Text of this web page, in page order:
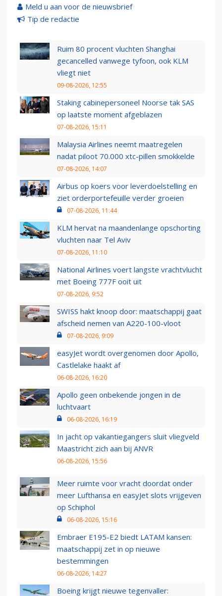
Meld u aan voor de nieuwsbrief
Tip de redactie
Ruim 80 procent vluchten Shanghai
gecancelled vanwege tyfoon, ook KLM
vliegt niet
09-08-2026, 12:55
Staking cabinepersoneel Noorse tak SAS
op laatste moment afgeblazen
07-08-2026, 15:11
Malaysia Airlines neemt maatregelen
nadat piloot 70.000 xtc-pillen smokkelde
07-08-2026, 14:07
Airbus op koers voor leverdoelstelling en
ziet orderportefeuille verder groeien
07-08-2026, 11:44
KLM hervat na maandenlange opschorting
vluchten naar Tel Aviv
07-08-2026, 11:10
National Airlines voert langste vrachtvlucht
met Boeing 777F ooit uit
07-08-2026, 9:52
SWISS hakt knoop door: maatschappij gaat
afscheid nemen van A220-100-vloot
07-08-2026, 9:09
easyJet wordt overgenomen door Apollo,
Castlelake haakt af
06-08-2026, 16:20
Apollo geen onbekende jongen in de
luchtvaart
06-08-2026, 16:19
In jacht op vakantiegangers sluit vliegveld
Maastricht zich aan bij ANVR
06-08-2026, 15:56
Meer ruimte voor vracht doordat onder
meer Lufthansa en easyJet slots vrijgeven
op Schiphol
06-08-2026, 15:16
Embraer E195-E2 biedt LATAM kansen:
maatschappij zet in op nieuwe
bestemmingen
06-08-2026, 14:27
Boeing krijgt nieuwe tegenvaller: